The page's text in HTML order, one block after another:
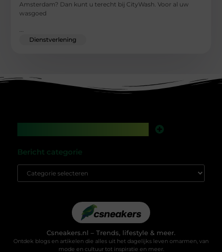
Amsterdam? Dan kunt u terecht bij CityWash. Voor al uw
wasgoed
Dienstverlening
Bericht categorie
Csneakers.nl – Trends, lifestyle & meer.
Ontdek blogs en artikelen die alles uit het dagelijks leven omarmen, van
mode en cultuur tot inspiratie en meer.